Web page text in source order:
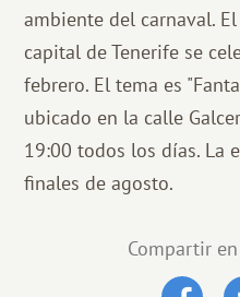
ambiente del carnaval.
capital de Tenerife se
febrero. El tema es
ubicado en la calle
19:00 todos los días. La
finales de agosto.
Compartir